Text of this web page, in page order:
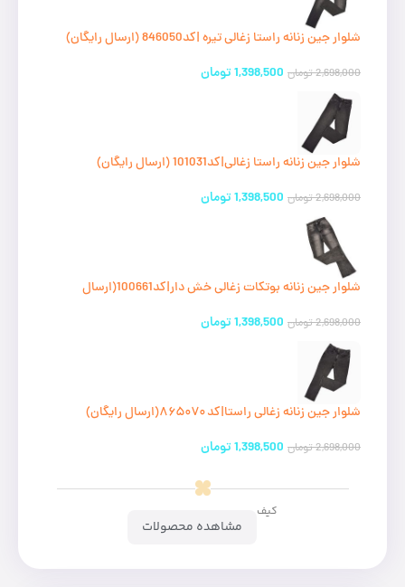
شلوار جین زنانه راستا زغالی تیره |کد846050 (ارسال رایگان)
2,698,000تومان 1,398,500تومان
شلوار جین زنانه راستا زغالی|کد101031 (ارسال رایگان)
2,698,000تومان 1,398,500تومان
شلوار جین زنانه بوتکات زغالی خش دار|کد100661(ارسال
2,698,000تومان 1,398,500تومان
شلوار جین زنانه زغالی راستا|کد ۸۶۵۰۷۰(ارسال رایگان)
2,698,000تومان 1,398,500تومان
کیف
مشاهده محصولات